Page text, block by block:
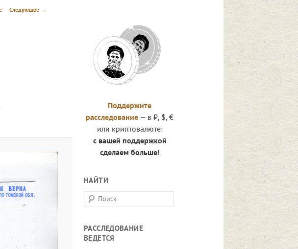
Следующее →
Поддержите
расследование — в ₽, $, €
или криптовалюте:
с вашей поддержкой
сделаем больше!
НАЙТИ
П
о
с
к
РАССЛЕДОВАНИЕ
ВЕДЕТСЯ